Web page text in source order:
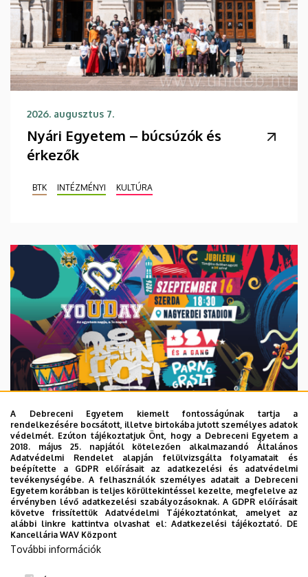
2026. augusztus 7.
Nyári Egyetem – búcsúzók és
érkezők
BTK INTÉZMÉNYI KULTÚRA
2026. augusztus 6.
Közeleg a 10. yoUDay, hazai sztárok
a láthatáron
HALLGATÓK INTÉZMÉNYI
A Debreceni Egyetem kiemelt fontosságúnak tartja a
rendelkezésére bocsátott, illetve birtokába jutott személyes adatok
védelmét. Ezúton tájékoztatjuk Önt, hogy a Debreceni Egyetem a
2018. május 25. napjától kötelezően alkalmazandó Általános
Adatvédelmi Rendelet alapján felülvizsgálta folyamatait és
beépítette a GDPR előírásait az adatkezelési és adatvédelmi
tevékenységébe. A felhasználók személyes adatait a Debreceni
Egyetem korábban is teljes körültekintéssel kezelte, megfelelve az
érvényben lévő adatkezelési szabályozásoknak. A GDPR előírásait
követve frissítettük Adatvédelmi Tájékoztatónkat, amelyet az
alábbi linkre kattintva olvashat el:Adatkezelési tájékoztató. DE
Kancellária WAV Központ
További információk